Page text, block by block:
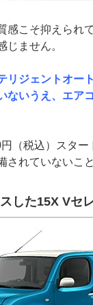
感こそ抑えられ
じません。
リジェントオー
ないうえ、エア
（税込）スタ
されていないこ
した15X Vセ